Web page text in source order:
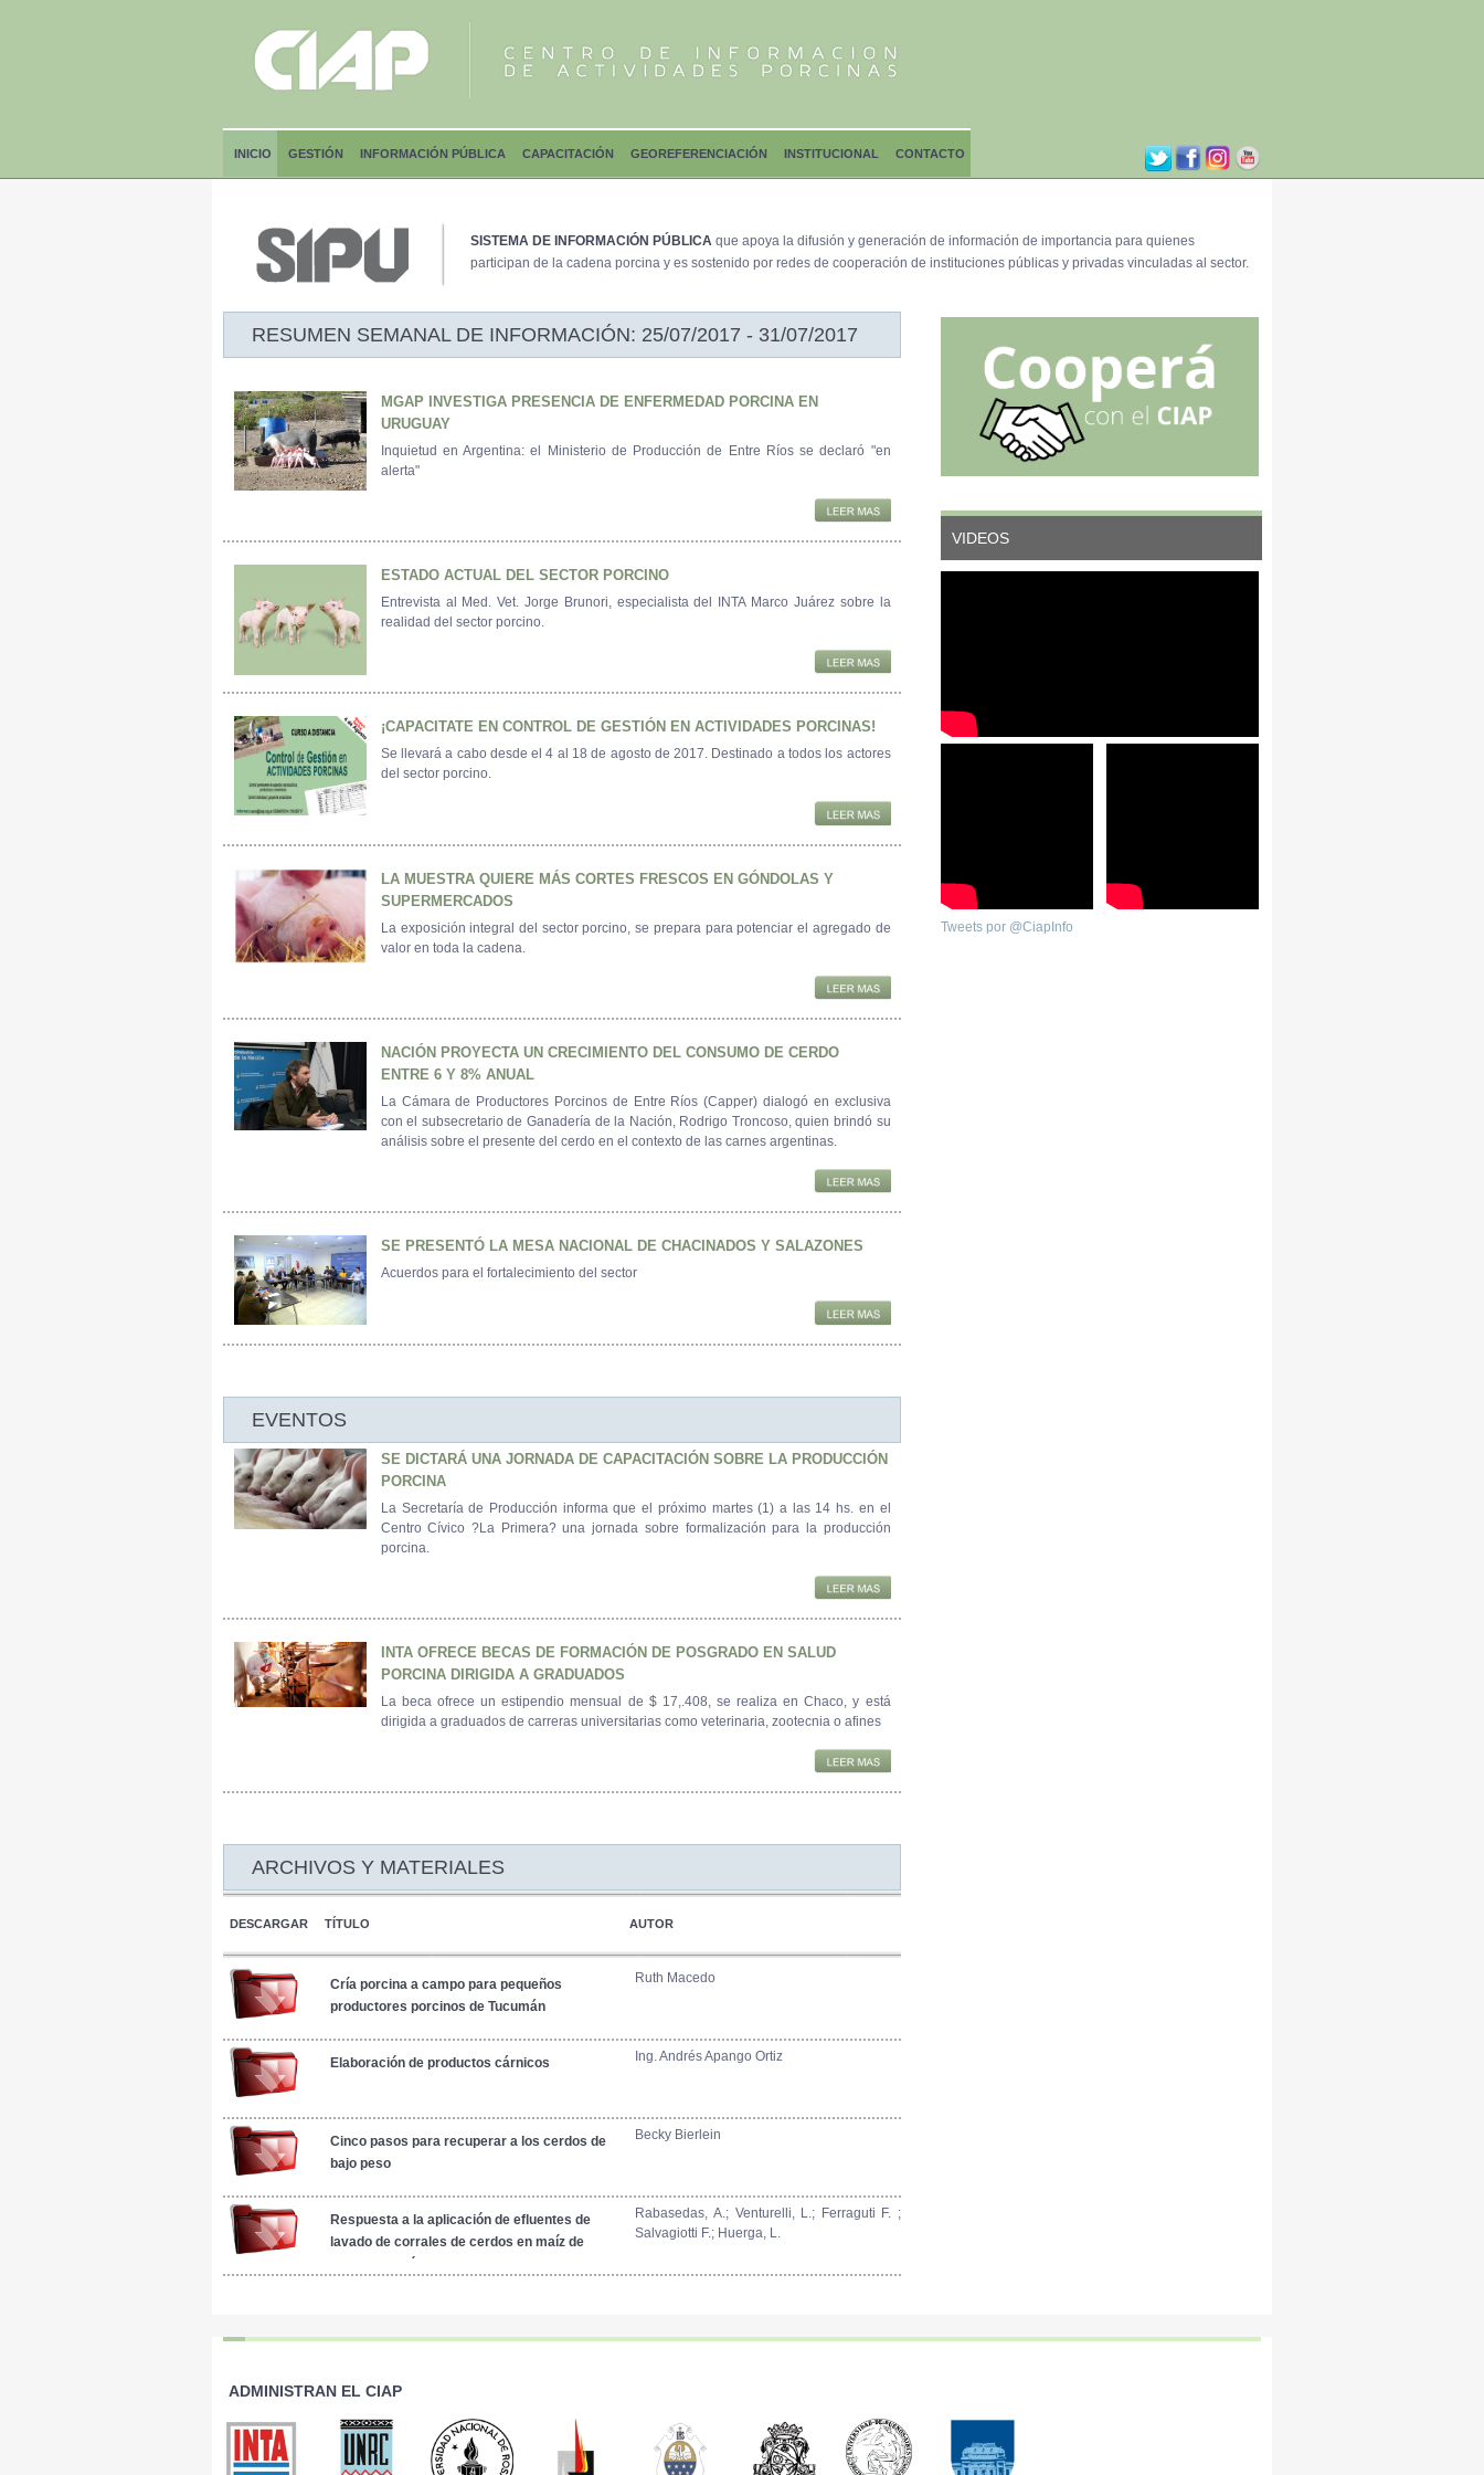
INICIO GESTIÓN INFORMACIÓN PÚBLICA CAPACITACIÓN GEOREFERENCIACIÓN INSTITUCIONAL CONTACTO
SISTEMA DE INFORMACIÓN PÚBLICAque apoya la difusión y generación de información de importancia para quienes
participan de la cadena porcina y es sostenido por redes de cooperación de instituciones públicas y privadas vinculadas al sector.
RESUMEN SEMANAL DE INFORMACIÓN: 25/07/2017 - 31/07/2017
MGAP INVESTIGA PRESENCIA DE ENFERMEDAD PORCINA EN
URUGUAY
Inquietud en Argentina: el Ministerio de Producción de Entre Ríos se declaró "en
alerta"
ESTADO ACTUAL DEL SECTOR PORCINO
Entrevista al Med. Vet. Jorge Brunori, especialista del INTA Marco Juárez sobre la
realidad del sector porcino.
¡CAPACITATE EN CONTROL DE GESTIÓN EN ACTIVIDADES PORCINAS!
Se llevará a cabo desde el 4 al 18 de agosto de 2017. Destinado a todos los actores
del sector porcino.
LA MUESTRA QUIERE MÁS CORTES FRESCOS EN GÓNDOLAS Y
SUPERMERCADOS
La exposición integral del sector porcino, se prepara para potenciar el agregado de
valor en toda la cadena.
NACIÓN PROYECTA UN CRECIMIENTO DEL CONSUMO DE CERDO
ENTRE 6 Y 8% ANUAL
La Cámara de Productores Porcinos de Entre Ríos (Capper) dialogó en exclusiva
con el subsecretario de Ganadería de la Nación, Rodrigo Troncoso, quien brindó su
análisis sobre el presente del cerdo en el contexto de las carnes argentinas.
SE PRESENTÓ LA MESA NACIONAL DE CHACINADOS Y SALAZONES
Acuerdos para el fortalecimiento del sector
EVENTOS
SE DICTARÁ UNA JORNADA DE CAPACITACIÓN SOBRE LA PRODUCCIÓN
PORCINA
La Secretaría de Producción informa que el próximo martes (1) a las 14 hs. en el
Centro Cívico ?La Primera? una jornada sobre formalización para la producción
porcina.
INTA OFRECE BECAS DE FORMACIÓN DE POSGRADO EN SALUD
PORCINA DIRIGIDA A GRADUADOS
La beca ofrece un estipendio mensual de $ 17,.408, se realiza en Chaco, y está
dirigida a graduados de carreras universitarias como veterinaria, zootecnia o afines
ARCHIVOS Y MATERIALES
DESCARGAR TÍTULO AUTOR
Cría porcina a campo para pequeños
productores porcinos de Tucumán
Ruth Macedo
Elaboración de productos cárnicos Ing. Andrés Apango Ortiz
Cinco pasos para recuperar a los cerdos de
bajo peso
Becky Bierlein
Respuesta a la aplicación de efluentes de
lavado de corrales de cerdos en maíz de
Rabasedas, A.; Venturelli, L.; Ferraguti F. ;
Salvagiotti F.; Huerga, L.
VIDEOS
Tweets por @CiapInfo
ADMINISTRAN EL CIAP